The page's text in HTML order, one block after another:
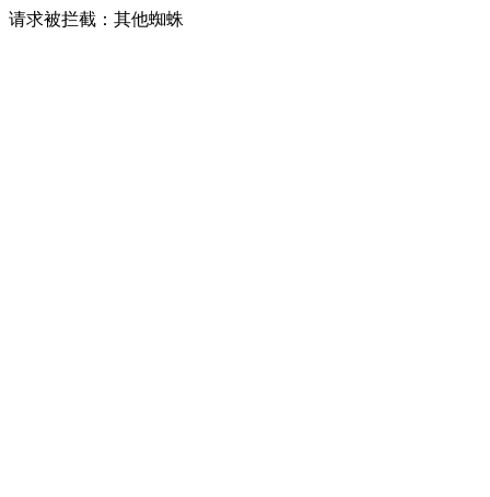
请求被拦截：其他蜘蛛